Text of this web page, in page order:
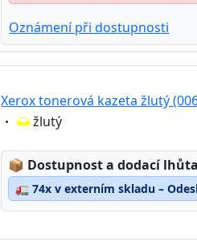
Oznámení při dostupnosti
Xerox tonerová kazeta žlutý
Eigenschaft:
žlutý
📦 Lagerstatus:
Dostupnost a dodací lhůta
🚛 74x v externím skladu –